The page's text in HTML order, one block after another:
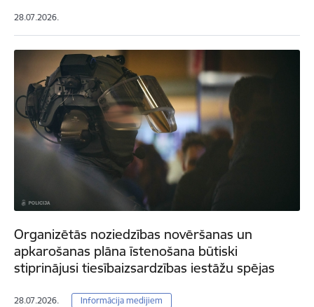
28.07.2026.
Organizētās noziedzības novēršanas un
apkarošanas plāna īstenošana būtiski
stiprinājusi tiesībaizsardzības iestāžu spējas
28.07.2026. Informācija medijiem